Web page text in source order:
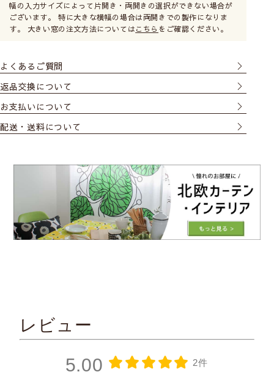
幅の入力サイズによって片開き・両開きの選択ができない場合が
ございます。 特に大きな横幅の場合は両開きでの製作になりま
す。 大きい窓の注文方法についてはこちら をご確認ください。
よくあるご質問
返品交換について
お支払いについて
配送・送料について
レビュー
5.00 2件